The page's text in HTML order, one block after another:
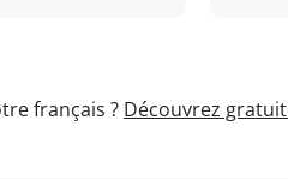
français ? Découvrez